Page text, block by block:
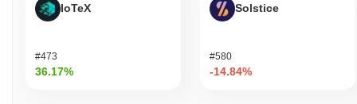
IoTeX
#473
36.17%
Solstice
#580
-14.84%